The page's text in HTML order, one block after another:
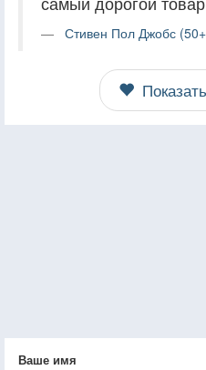
Стивен Пол Джобс
Ваше имя